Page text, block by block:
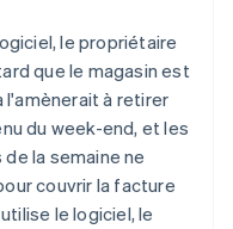
le propriétaire
que le magasin est
l'amènerait à retirer
du week-end, et les
la semaine ne
couvrir la facture
le logiciel, le